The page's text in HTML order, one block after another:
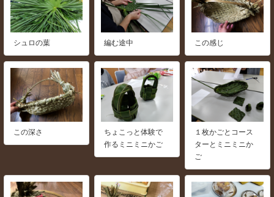
シュロの葉 編む途中 この感じ
この深さ
ちょこっと体験で
作るミニミニかご
１枚かごとコース
ターとミニミニか
ご